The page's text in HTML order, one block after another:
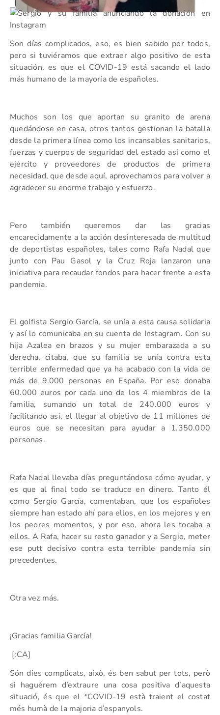
Son días complicados, eso, es bien sabido por todos,
pero si tuviéramos que extraer algo positivo de esta
situación, es que el COVID-19 está sacando el lado
más humano de la mayoría de españoles.
Muchos son los que aportan su granito de arena
quedándose en casa, otros tantos gestionan la batalla
desde la primera línea como los incansables sanitarios,
fuerzas y cuerpos de seguridad del estado así como el
ejército y proveedores de productos de primera
necesidad, que desde aquí, aprovechamos para volver a
agradecer su enorme trabajo y esfuerzo.
Pero también queremos dar las gracias
encarecidamente a la acción desinteresada de multitud
de deportistas españoles, tales como Rafa Nadal que
junto con Pau Gasol y la Cruz Roja lanzaron una
iniciativa para recaudar fondos para hacer frente a esta
pandemia.
El golfista Sergio García, se unía a esta causa solidaria
y así lo comunicaba en su cuenta de Instagram. Con su
hija Azalea en brazos y su mujer embarazada a su
derecha, citaba, que su familia se unía contra esta
terrible enfermedad que ya ha acabado con la vida de
más de 9.000 personas en España. Por eso donaba
60.000 euros por cada uno de los 4 miembros de la
familia, sumando un total de 240.000 euros y
facilitando así, el llegar al objetivo de 11 millones de
euros que se necesitan para ayudar a 1.350.000
personas.
Rafa Nadal llevaba días preguntándose cómo ayudar, y
es que al final todo se traduce en dinero. Tanto él
como Sergio García, comentaban, que los españoles
siempre han estado ahí para ellos, en los mejores y en
los peores momentos, y por eso, ahora les tocaba a
ellos. A Rafa, hacer su resto ganador y a Sergio, meter
ese putt decisivo contra esta terrible pandemia sin
precedentes.
Otra vez más.
¡Gracias familia García!
[:CA]
Són dies complicats, això, és ben sabut per tots, però
si haguérem d’extraure una cosa positiva d’aquesta
situació, és que el *COVID-19 està traient el costat
més humà de la majoria d’espanyols.